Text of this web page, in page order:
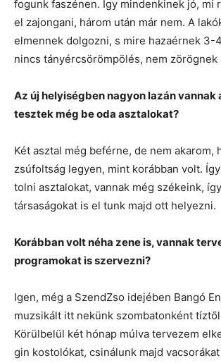
fogunk faszénen. Így mindenkinek jó, mi
el zajongani, három után már nem. A
elmennek dolgozni, s mire hazaérnek 3-
nincs tányércsörömpölés, nem zörögnek
Az új helyiségben nagyon lazán vannak
tesztek még be oda asztalokat?
Két asztal még beférne, de nem akarom,
zsúfoltság legyen, mint korábban volt.
tolni asztalokat, vannak még székeink,
társaságokat is el tunk majd ott helyezni.
Korábban volt néha zene is, vannak
programokat is szervezni?
Igen, még a SzendZso idejében Bangó
muzsikált itt nekünk szombatonként
Körülbelül két hónap múlva tervezem
gin kostolókat, csinálunk majd